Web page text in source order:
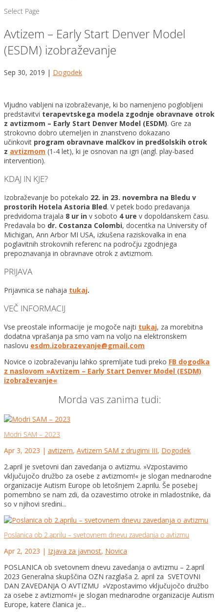
Select Page
Avtizem – Early Start Denver Model
(ESDM) izobraževanje
Sep 30, 2019 | Dogodek
Vljudno vabljeni na izobraževanje, ki bo namenjeno poglobljeni
predstavitvi terapevtskega modela zgodnje obravnave otrok
z avtizmom – Early Start Denver Model (ESDM). Gre za
strokovno dobro utemeljen in znanstveno dokazano
učinkovit program obravnave malčkov in predšolskih otrok
z avtizmom (1-4 let), ki je osnovan na igri (angl. play-based
intervention).
KDAJ IN KJE?
Izobraževanje bo potekalo 22. in 23. novembra na Bledu v
prostorih Hotela Astoria Bled. V petek bodo predavanja
predvidoma trajala 8 ur in v soboto 4 ure v dopoldanskem času.
Predavala bo dr. Costanza Colombi, docentka na University of
Michigan, Ann Arbor MI USA, izkušena raziskovalka in ena
poglavitnih strokovnih referenc na področju zgodnjega
prepoznavanja in obravnave otrok z avtizmom.
PRIJAVA
Prijavnica se nahaja tukaj.
VEČ INFORMACIJ
Vse preostale informacije je mogoče najti tukaj, za morebitna
dodatna vprašanja pa smo vam na voljo na elektronskem
naslovu esdm.izobrazevanje@gmail.com
Novice o izobraževanju lahko spremljate tudi preko FB dogodka
z naslovom »Avtizem – Early Start Denver Model (ESDM)
izobraževanje«
Morda vas zanima tudi:
Modri SAM – 2023
Apr 3, 2023 | avtizem, Avtizem SAM z drugimi III, Dogodek
2.april je svetovni dan zavedanja o avtizmu. »Vzpostavimo
vključujočo družbo za osebe z avtizmom!« je slogan mednarodne
organizacije Autism Europe ob letošnjem 2.aprilu. Še posebej
pomembno se nam zdi, da ozavestimo otroke in mladostnike, da
so v njihovi sredini...
Poslanica ob 2.aprilu – svetovnem dnevu zavedanja o avtizmu
Apr 2, 2023 | Izjava za javnost, Novica
POSLANICA ob svetovnem dnevu zavedanja o avtizmu – 2.april
2023 Generalna skupščina OZN razglaša 2. april za SVETOVNI
DAN ZAVEDANJA O AVTIZMU »Vzpostavimo vključujočo družbo
za osebe z avtizmom!« je slogan mednarodne organizacije Autism
Europe, katere članica je...